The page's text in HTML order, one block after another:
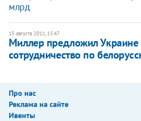
млрд
15 августа 2011, 15:47
Миллер предложил Украине
сотрудничество по
Про нас
Реклама на сайте
Ивенты